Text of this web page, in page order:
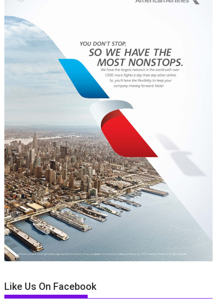
Like Us On Facebook